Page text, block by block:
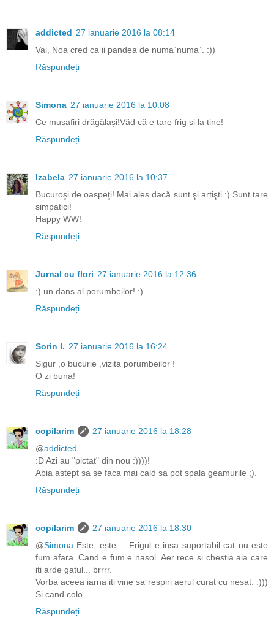
addicted 27 ianuarie 2016 la 08:14
Vai, Noa cred ca ii pandea de numa`numa`. :))
Răspundeți
Simona 27 ianuarie 2016 la 10:08
Ce musafiri drăgălași!Văd că e tare frig și la tine!
Răspundeți
Izabela 27 ianuarie 2016 la 10:37
Bucuroşi de oaspeţi! Mai ales dacă sunt şi artişti :) Sunt tare
simpatici!
Happy WW!
Răspundeți
Jurnal cu flori 27 ianuarie 2016 la 12:36
:) un dans al porumbeilor! :)
Răspundeți
Sorin I. 27 ianuarie 2016 la 16:24
Sigur ,o bucurie ,vizita porumbeilor !
O zi buna!
Răspundeți
copilarim
27 ianuarie 2016 la 18:28
@addicted
:D Azi au "pictat" din nou :))))!
Abia astept sa se faca mai cald sa pot spala geamurile ;).
Răspundeți
copilarim
27 ianuarie 2016 la 18:30
@Simona Este, este.... Frigul e insa suportabil cat nu este
fum afara. Cand e fum e nasol. Aer rece si chestia aia care
iti arde gatul... brrrr.
Vorba aceea iarna iti vine sa respiri aerul curat cu nesat. :)))
Si cand colo...
Răspundeți